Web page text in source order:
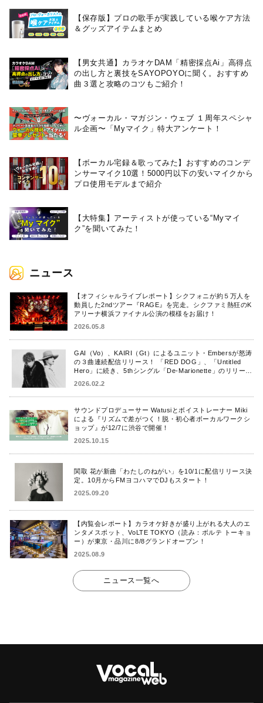
【保存版】プロの歌手が実践している喉ケア⽅法
＆グッズアイテムまとめ
【男女共通】カラオケDAM「精密採点Ai」高得点
の出し方と裏技をSAYOPOYOに聞く。おすすめ
曲３選と攻略のコツもご紹介！
〜ヴォーカル・マガジン・ウェブ １周年スペシャ
ル企画〜「Myマイク」特大アンケート！
【ボーカル宅録＆歌ってみた】おすすめのコンデ
ンサーマイク10選！5000円以下の安いマイクから
プロ使用モデルまで紹介
【大特集】アーティストが使っている“Myマイ
ク”を聞いてみた！
ニュース
【オフィシャルライブレポート】シクフォニが約５万人を
動員した2ndツアー『RAGE』を完走。シクファミ熱狂のK
アリーナ横浜ファイナル公演の模様をお届け！
2026.05.8
GAI（Vo）、KAIRI（Gt）によるユニット・Embersが怒涛
の３曲連続配信リリース！ 「RED DOG」、「Untitled
Hero」に続き、5thシングル「De-Marionette」のリリース
2026.02.2
サウンドプロデューサー Watusiとボイストレーナー Miki
による『リズムで差がつく！脱・初心者ボーカルワークシ
ョップ』が12/7に渋谷で開催！
2025.10.15
関取 花が新曲「わたしのねがい」を10/1に配信リリース決
定。10月からFMヨコハマでDJもスタート！
2025.09.20
【内覧会レポート】カラオケ好きが盛り上がれる大人のエ
ンタメスポット、VoLTE TOKYO（読み：ボルテ トーキョ
ー）が東京・品川に8/8グランドオープン！
2025.08.9
ニュース一覧へ